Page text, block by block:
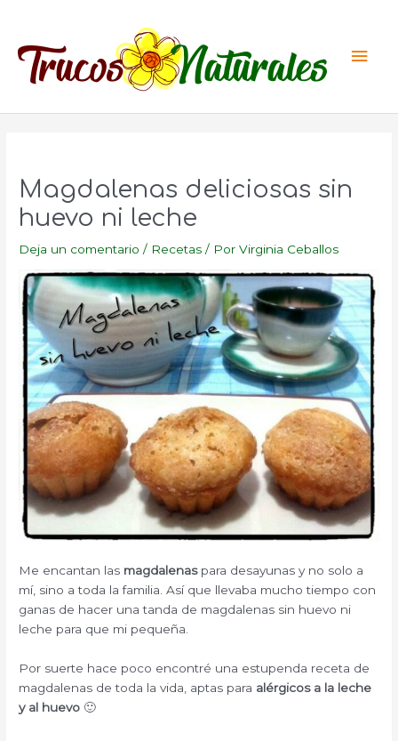
contenido
Magdalenas deliciosas sin
huevo ni leche
Deja un comentario / Recetas / PorVirginia Ceballos
Me encantan las magdalenaspara desayunas y no solo a
mí, sino a toda la familia. Así que llevaba mucho tiempo con
ganas de hacer una tanda de magdalenas sin huevo ni
leche para que mi pequeña.
Por suerte hace poco encontré una estupenda receta de
magdalenas de toda la vida, aptas para alérgicos a la leche
y al huevo 🙂